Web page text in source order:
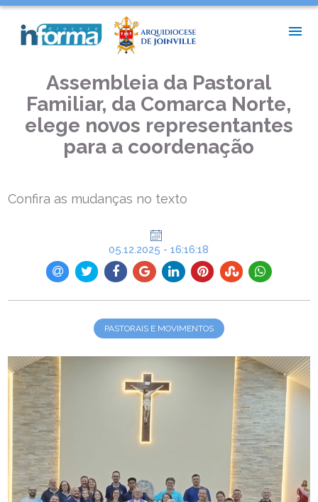
ASSEMBLEIA DA PASTORAL FAMILIAR, DA COMARCA NORTE,
ELEGE NOVOS REPRESENTANTES PARA A COORDENAÇÃO
Assembleia da Pastoral
Familiar, da Comarca Norte,
elege novos representantes
para a coordenação
Confira as mudanças no texto
05.12.2025 - 16:16:18
PASTORAIS E MOVIMENTOS